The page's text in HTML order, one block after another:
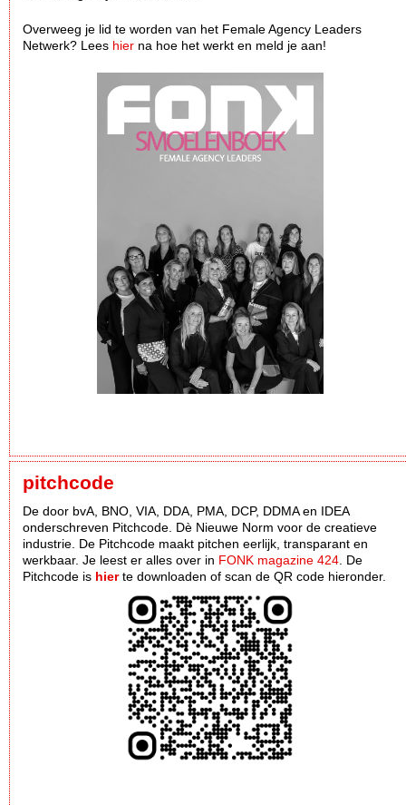
Overweeg je lid te worden van het Female Agency Leaders
Netwerk? Lees hier na hoe het werkt en meld je aan!
pitchcode
De door bvA, BNO, VIA, DDA, PMA, DCP, DDMA en IDEA
onderschreven Pitchcode. Dè Nieuwe Norm voor de creatieve
industrie. De Pitchcode maakt pitchen eerlijk, transparant en
werkbaar. Je leest er alles over in FONK magazine 424 . De
Pitchcode is hierte downloaden of scan de QR code hieronder.